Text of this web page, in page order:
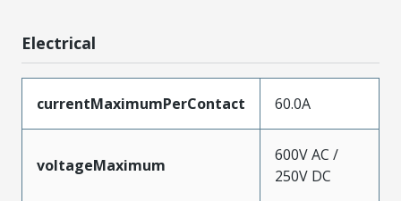
Electrical
currentMaximumPerContact 60.0A
voltageMaximum
600V AC /
250V DC